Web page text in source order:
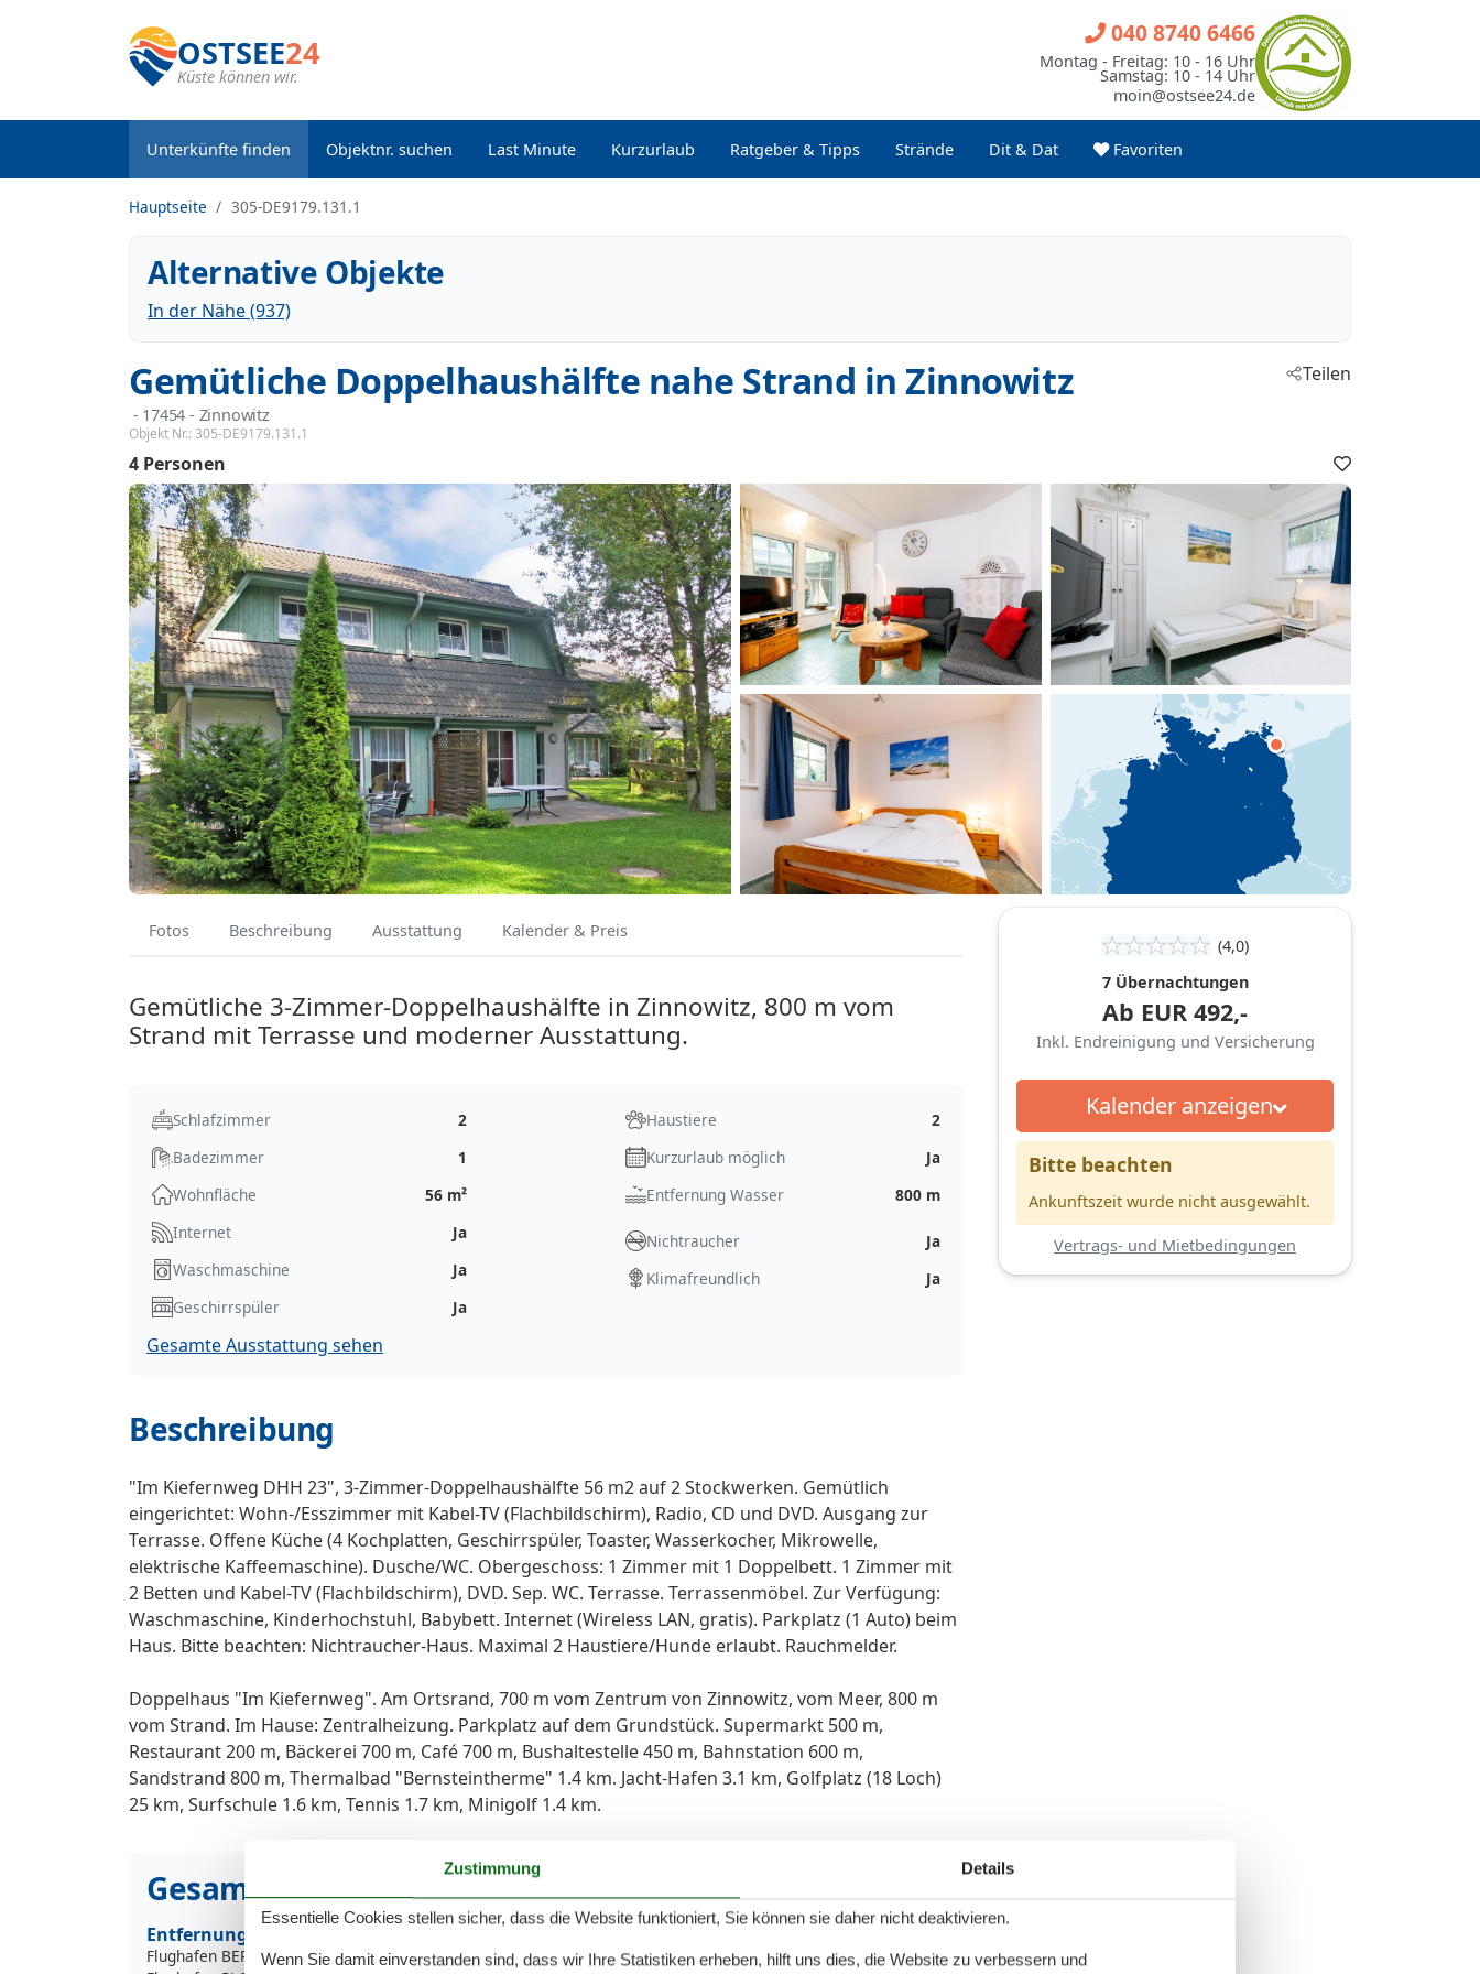
OSTSEE24
Küste können wir.
Unterkünfte finden Objektnr. suchen Last Minute Kurzurlaub Ratgeber & Tipps Strände Dit & Dat Favoriten
040 8740 6466
Montag - Freitag: 10 - 16 Uhr
Samstag: 10 - 14 Uhr
moin@ostsee24.de
Hauptseite 305-DE9179.131.1
Alternative Objekte
In der Nähe (937)
Gemütliche Doppelhaushälfte nahe Strand in Zinnowitz
- 17454 - Zinnowitz
Objekt Nr.: 305-DE9179.131.1
Teilen
4 Personen
Fotos Beschreibung Ausstattung Kalender & Preis
Gemütliche 3-Zimmer-Doppelhaushälfte in Zinnowitz, 800 m vom
Strand mit Terrasse und moderner Ausstattung.
Schlafzimmer
2
Badezimmer
1
Wohnfläche
56 m²
Haustiere
2
Kurzurlaub möglich
Ja
Entfernung Wasser
800 m
Internet
Ja
Waschmaschine
Ja
Geschirrspüler
Ja
Nichtraucher
Ja
Klimafreundlich
Ja
Gesamte Ausstattung sehen
Beschreibung
"Im Kiefernweg DHH 23", 3-Zimmer-Doppelhaushälfte 56 m2 auf 2 Stockwerken. Gemütlich
eingerichtet: Wohn-/Esszimmer mit Kabel-TV (Flachbildschirm), Radio, CD und DVD. Ausgang zur
Terrasse. Offene Küche (4 Kochplatten, Geschirrspüler, Toaster, Wasserkocher, Mikrowelle,
elektrische Kaffeemaschine). Dusche/WC. Obergeschoss: 1 Zimmer mit 1 Doppelbett. 1 Zimmer mit
2 Betten und Kabel-TV (Flachbildschirm), DVD. Sep. WC. Terrasse. Terrassenmöbel. Zur Verfügung:
Waschmaschine, Kinderhochstuhl, Babybett. Internet (Wireless LAN, gratis). Parkplatz (1 Auto) beim
Haus. Bitte beachten: Nichtraucher-Haus. Maximal 2 Haustiere/Hunde erlaubt. Rauchmelder.
Doppelhaus "Im Kiefernweg". Am Ortsrand, 700 m vom Zentrum von Zinnowitz, vom Meer, 800 m
vom Strand. Im Hause: Zentralheizung. Parkplatz auf dem Grundstück. Supermarkt 500 m,
Restaurant 200 m, Bäckerei 700 m, Café 700 m, Bushaltestelle 450 m, Bahnstation 600 m,
Sandstrand 800 m, Thermalbad "Bernsteintherme" 1.4 km. Jacht-Hafen 3.1 km, Golfplatz (18 Loch)
25 km, Surfschule 1.6 km, Tennis 1.7 km, Minigolf 1.4 km.
Gesamte Ausstattung
Entfernung
Flughafen BER
256,4 km
Action- und Funsportsommer
(4,0)
7 Übernachtungen
Ab EUR 492,-
Inkl. Endreinigung und Versicherung
Kalender anzeigen
Bitte beachten
Ankunftszeit wurde nicht ausgewählt.
Vertrags- und Mietbedingungen
Zustimmung Details
Essentielle Cookies stellen sicher, dass die Website funktioniert, Sie können sie daher nicht deaktivieren.
Wenn Sie damit einverstanden sind, dass wir Ihre Statistiken erheben, hilft uns dies, die Website zu verbessern und